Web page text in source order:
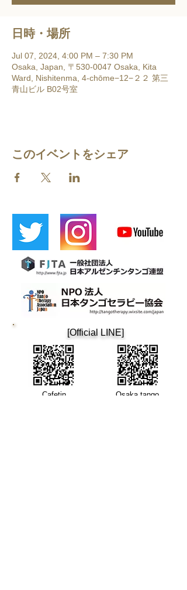
日時・場所
Jul 07, 2024, 4:00 PM – 7:30 PM
Osaka, Japan, 〒530-0047 Osaka, Kita
Ward, Nishitenma, 4-chōme−12−２２ 第三
青山ビル B02号室
このイベントをシェア
​[Official LINE]
​Cafetin Osaka tango